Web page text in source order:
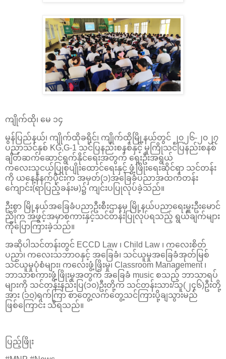
ကျိုက်ထို၊ မေ ၁၄
မွန်ပြည်နယ်၊ ကျိုက်ထိုခရိုင်၊ ကျိုက်ထိုမြို့နယ်တွင် ၂၀၂၆-၂၀၂၇
ပညာသင်နှစ် KG,G-1 သင်ပြနည်းစနစ်နှင့် မူကြိုသင်ပြနည်းစနစ်
ချိတ်ဆက်ဆောင်ရွက်နိုင်ရေးအတွက် ရှေးဦးအရွယ်
ကလေးသူငယ်ပြုစုပျိုးထောင်ရေးနှင့် ဖွံ့ဖြိုးရေး‌ဆိုင်ရာ သင်တန်း
ကို ယနေ့နံနက်ပိုင်းက အမှတ်(၁)အခြေခံပညာအထက်တန်း
ကျောင်း(ရာပြည့်ခန်းမ)၌ ကျင်းပပြုလုပ်ခဲ့သည်။
ဦးစွာ မြို့နယ်အခြေခံပညာဦးစီးဌာနမှ မြို့နယ်ပညာရေးမှူးဦးမောင်
ညိုက အဖွင့်အမှာစကားနှင့်သင်တန်းပြုလုပ်ရသည့် ရွယ်ချက်များ
ကိုပြောကြားခဲ့သည်။
အဆိုပါသင်တန်းတွင် ECCD Law ၊ Child Law ၊ ကလေးစိတ်
ပညာ၊ ကလေးသဘာဝနှင့် အခြေခံ၊ သင်ယူမှုအခြေခံအုတ်မြစ်
သင်ယူမှုပုံစံများ၊ ကလေးဖွံ့ဖြိးမှု၊ Classroom Management ၊
ဘာသာစကားဖွံ့ဖြိုးမှုအတွက် အခြေခံ music စသည့် ဘာသာရပ်
များကို သင်တန်းနည်းပြ(၁၀)ဦးတို့က သင်တန်းသား/သူ(၂၄၆)ဦးတို့
အား (၁၀)ရက်ကြာ စာတွေ့လက်တွေ့သင်ကြားပို့ချသွားမည်
ဖြစ်ကြောင်း သိရသည်။
ပြည့်ဖြိုး